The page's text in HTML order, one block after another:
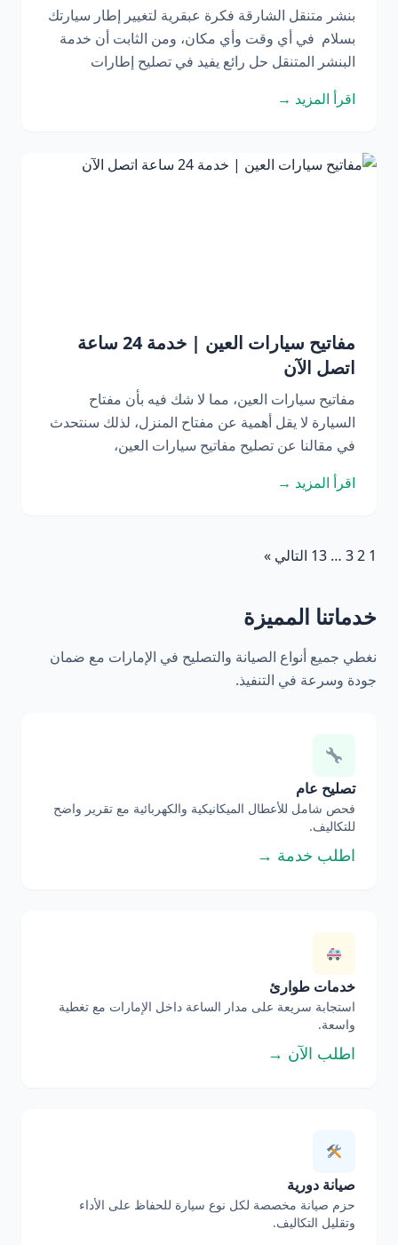
بنشر متنقل الشارقة فكرة عبقرية لتغيير إطار سيارتك
بسلام في أي وقت وأي مكان، ومن الثابت أن خدمة
البنشر المتنقل حل رائع يفيد في تصليح إطارات
اقرأ المزيد →
مفاتيح سيارات العين | خدمة 24 ساعة
اتصل الآن
مفاتيح سيارات العين، مما لا شك فيه بأن مفتاح
السيارة لا يقل أهمية عن مفتاح المنزل، لذلك سنتحدث
في مقالنا عن تصليح مفاتيح سيارات العين،
اقرأ المزيد →
1
2
3
…
13 التالي »
خدماتنا المميزة
نغطي جميع أنواع الصيانة والتصليح في الإمارات مع ضمان
جودة وسرعة في التنفيذ.
تصليح عام
فحص شامل للأعطال الميكانيكية والكهربائية مع تقرير واضح
للتكاليف.
اطلب خدمة →
خدمات طوارئ
استجابة سريعة على مدار الساعة داخل الإمارات مع تغطية
واسعة.
اطلب الآن →
صيانة دورية
حزم صيانة مخصصة لكل نوع سيارة للحفاظ على الأداء
وتقليل التكاليف.